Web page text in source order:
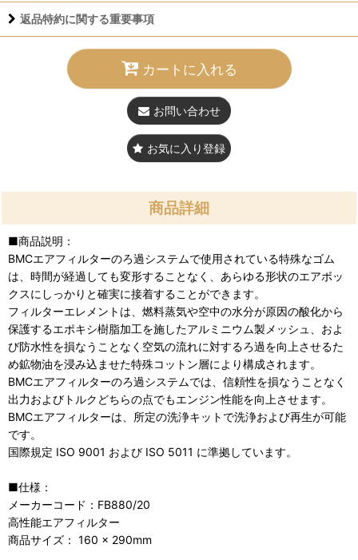
返品特約に関する重要事項
カートに入れる
お問い合わせ
お気に入り登録
商品詳細
■商品説明：
BMCエアフィルターのろ過システムで使用されている特殊なゴム
は、時間が経過しても変形することなく、あらゆる形状のエアボッ
クスにしっかりと確実に接着することができます。
フィルターエレメントは、燃料蒸気や空中の水分が原因の酸化から
保護するエポキシ樹脂加工を施したアルミニウム製メッシュ、およ
び防水性を損なうことなく空気の流れに対するろ過を向上させるた
め鉱物油を浸み込ませた特殊コットン層により構成されます。
BMCエアフィルターのろ過システムでは、信頼性を損なうことなく
出力およびトルクどちらの点でもエンジン性能を向上させます。
BMCエアフィルターは、所定の洗浄キットで洗浄および再生が可能
です。
国際規定 ISO 9001 および ISO 5011 に準拠しています。
■仕様：
メーカーコード：FB880/20
高性能エアフィルター
商品サイズ： 160 × 290mm